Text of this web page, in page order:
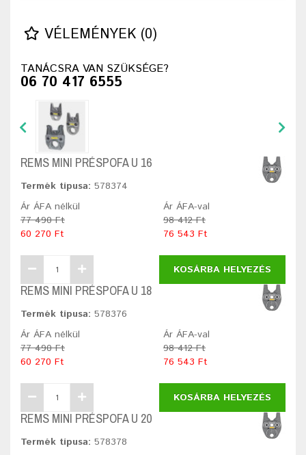
VÉLEMÉNYEK (0)
TANÁCSRA VAN SZÜKSÉGE?
06 70 417 6555
REMS MINI PRÉSPOFA U 16
Termék típusa: 578374
Ár ÁFA nélkül
77 490 Ft
60 270 Ft
Ár ÁFA-val
98 412 Ft
76 543 Ft
KOSÁRBA HELYEZÉS
REMS MINI PRÉSPOFA U 18
Termék típusa: 578376
Ár ÁFA nélkül
77 490 Ft
60 270 Ft
Ár ÁFA-val
98 412 Ft
76 543 Ft
KOSÁRBA HELYEZÉS
REMS MINI PRÉSPOFA U 20
Termék típusa: 578378